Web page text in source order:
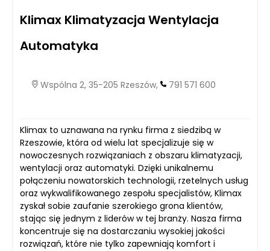
Klimax Klimatyzacja Wentylacja
Automatyka
Wspólna 2, 35-205 Rzeszów, 791 571 600
Klimax to uznawana na rynku firma z siedzibą w
Rzeszowie, która od wielu lat specjalizuje się w
nowoczesnych rozwiązaniach z obszaru klimatyzacji,
wentylacji oraz automatyki. Dzięki unikalnemu
połączeniu nowatorskich technologii, rzetelnych usług
oraz wykwalifikowanego zespołu specjalistów, Klimax
zyskał sobie zaufanie szerokiego grona klientów,
stając się jednym z liderów w tej branży. Nasza firma
koncentruje się na dostarczaniu wysokiej jakości
rozwiązań, które nie tylko zapewniają komfort i